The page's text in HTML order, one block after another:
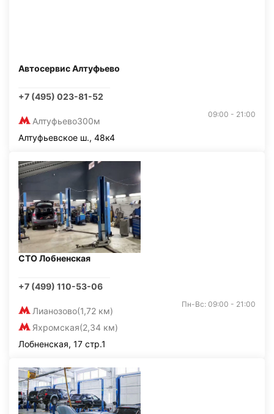
Автосервис Алтуфьево
+7 (495) 023-81-52
Алтуфьево300м
09:00 - 21:00
Алтуфьевское ш., 48к4
СТО Лобненская
+7 (499) 110-53-06
Лианозово(1,72 км)
Яхромская(2,34 км)
Пн-Вс: 09:00 - 21:00
Лобненская, 17 стр.1